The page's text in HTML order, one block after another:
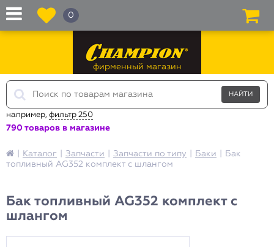
Каталог Запчасти Запчасти по типу Баки
Бак
топливный AG352 комплект с шлангом
Бак топливный AG352 комплект с
шлангом
фирменный магазин
например, фильтр 250
790 товаров в магазине
0